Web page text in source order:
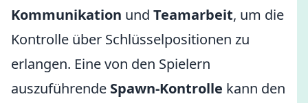
Kommunikation und Teamarbeit, um die
Kontrolle über Schlüsselpositionen zu
erlangen. Eine von den Spielern
auszuführende Spawn-Kontrolle kann den